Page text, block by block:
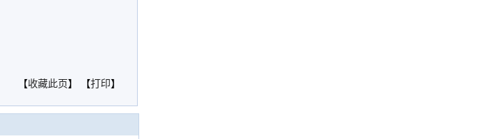
【收藏此页 】 【打印】